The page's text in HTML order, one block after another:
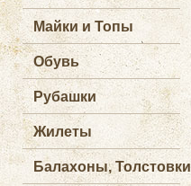
Майки и Топы
Обувь
Рубашки
Жилеты
Балахоны, Толстовки